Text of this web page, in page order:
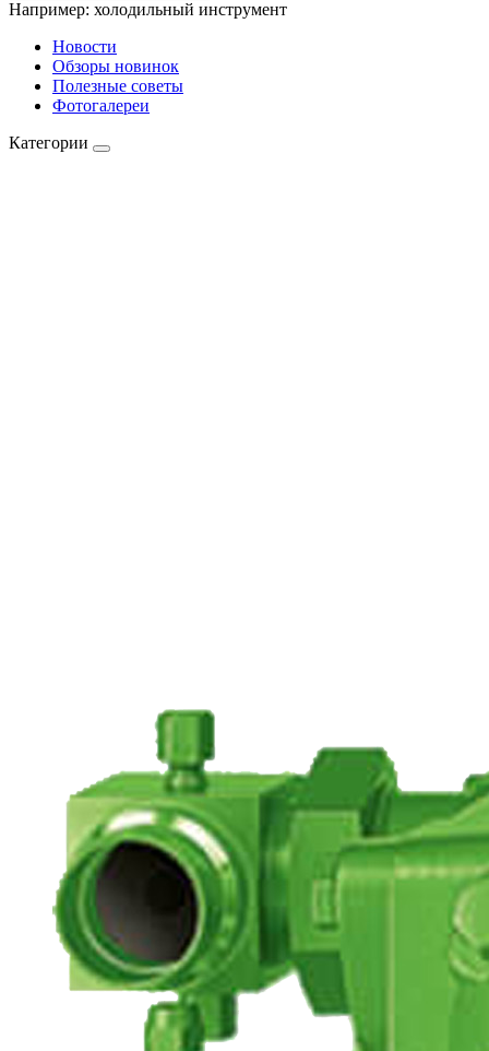
Например: холодильный инструмент
Новости
Обзоры новинок
Полезные советы
Фотогалереи
Категории